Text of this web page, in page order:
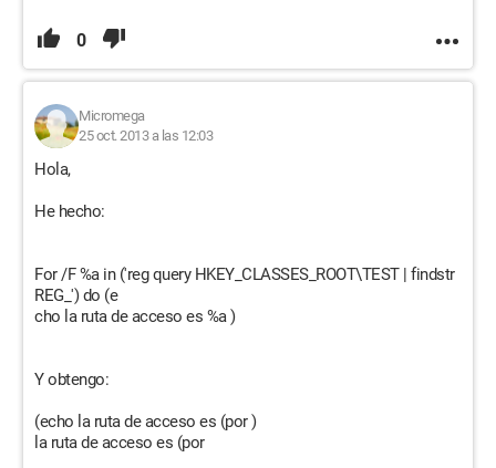
0
Micromega
25 oct. 2013 a las 12:03
Hola,
He hecho:
For /F %a in ('reg query HKEY_CLASSES_ROOT\TEST | findstr
REG_') do (e
cho la ruta de acceso es %a )
Y obtengo:
(echo la ruta de acceso es (por )
la ruta de acceso es (por